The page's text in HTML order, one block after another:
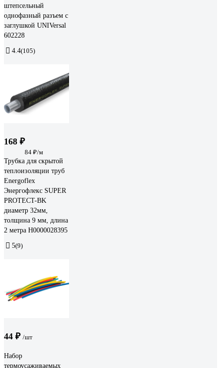
штепсельный
однофазный разъем с
заглушкой UNIVersal
602228
4.4(105)
168 ₽
84 ₽/м
Трубка для скрытой
теплоизоляции труб
Energoflex
Энергофлекс SUPER
PROTECT-BK
диаметр 32мм,
толщина 9 мм, длина
2 метра Н0000028395
5(9)
44 ₽ /шт
Набор
термоусаживаемых